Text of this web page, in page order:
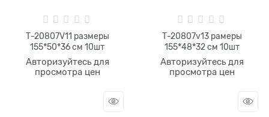
Т-20807V11 размеры
155*50*36 см 10шт
Авторизуйтесь для
просмотра цен
Т-20807v13 рамеры
155*48*32 см 10шт
Авторизуйтесь для
просмотра цен